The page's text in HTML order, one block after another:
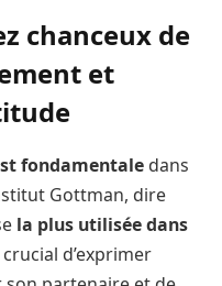
chanceux de
et
fondamentale dans
Gottman, dire
la plus utilisée dans
d’exprimer